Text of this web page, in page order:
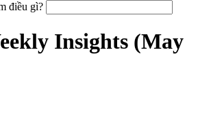
điều gì?
Insights (May